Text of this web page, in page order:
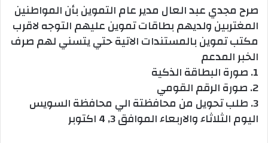
صرح مجدي عبد العال مدير عام التموين بأن المواطنين
المغتربين ولديهم بطاقات تموين عليهم التوجه لاقرب
مكتب تموين بالمستندات الاتية حتي يتسني لهم صرف
الخبر المدعم
1. صورة البطاقة الذكية
2. صورة الرقم القومي
3. طلب تحويل من محافظتة الي محافظة السويس
اليوم الثلاثاء والاربعاء الموافق 3, 4 اكتوبر